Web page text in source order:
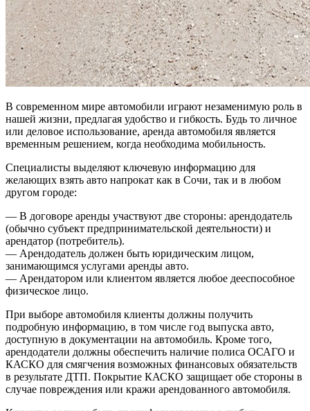
В современном мире автомобили играют незаменимую роль в
нашей жизни, предлагая удобство и гибкость. Будь то личное
или деловое использование, аренда автомобиля является
временным решением, когда необходима мобильность.
Специалисты выделяют ключевую информацию для
желающих взять авто напрокат как в Сочи, так и в любом
другом городе:
— В договоре аренды участвуют две стороны: арендодатель
(обычно субъект предпринимательской деятельности) и
арендатор (потребитель).
— Арендодатель должен быть юридическим лицом,
занимающимся услугами аренды авто.
— Арендатором или клиентом является любое дееспособное
физическое лицо.
При выборе автомобиля клиенты должны получить
подробную информацию, в том числе год выпуска авто,
доступную в документации на автомобиль. Кроме того,
арендодатели должны обеспечить наличие полиса ОСАГО и
КАСКО для смягчения возможных финансовых обязательств
в результате ДТП. Покрытие КАСКО защищает обе стороны в
случае повреждения или кражи арендованного автомобиля.